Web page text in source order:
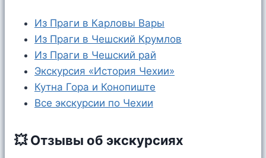
Из Праги в Карловы Вары
Из Праги в Чешский Крумлов
Из Праги в Чешский рай
Экскурсия «История Чехии»
Кутна Гора и Конопиште
Все экскурсии по Чехии
💥 Отзывы об экскурсиях